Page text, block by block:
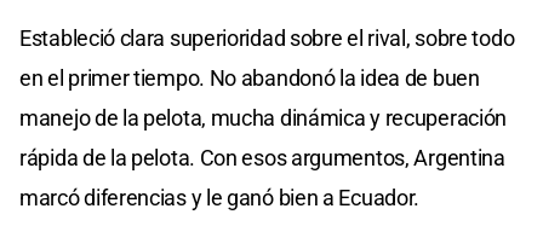
Estableció clara superioridad sobre el rival, sobre todo
en el primer tiempo. No abandonó la idea de buen
manejo de la pelota, mucha dinámica y recuperación
rápida de la pelota. Con esos argumentos, Argentina
marcó diferencias y le ganó bien a Ecuador.